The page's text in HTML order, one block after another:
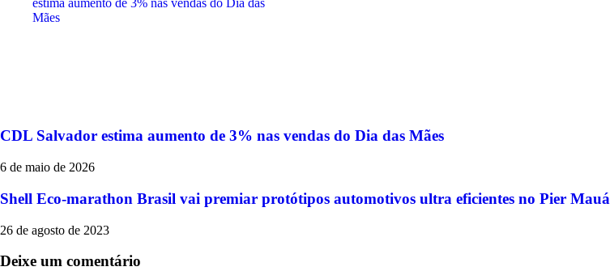
CDL Salvador estima aumento de 3% nas vendas do Dia das Mães
6 de maio de 2026
Shell Eco-marathon Brasil vai premiar protótipos automotivos ultra eficientes no Pier Mauá
26 de agosto de 2023
Deixe um comentário